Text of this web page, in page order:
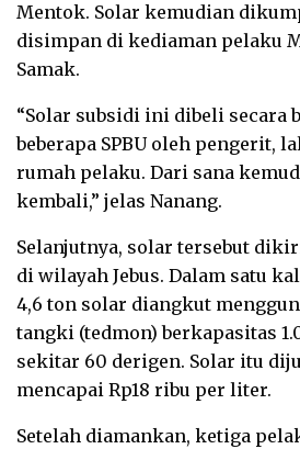
Mentok. Solar kemudian
disimpan di kediaman pelaku
Samak.
“Solar subsidi ini dibeli secara
beberapa SPBU oleh pengerit,
rumah pelaku. Dari sana
kembali,” jelas Nanang.
Selanjutnya, solar tersebut
di wilayah Jebus. Dalam satu
4,6 ton solar diangkut
tangki (tedmon) berkapasitas
sekitar 60 derigen. Solar itu
mencapai Rp18 ribu per liter.
Setelah diamankan, ketiga